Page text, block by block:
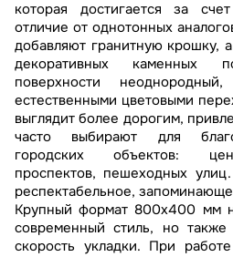
которая достигается за
отличие от однотонных
добавляют гранитную крошку,
декоративных каменных
поверхности
естественными цветовыми
выглядит более дорогим,
часто выбирают для
городских объектов:
проспектов, пешеходных
респектабельное,
Крупный формат 800x400 мм
современный стиль, но также
скорость укладки. При